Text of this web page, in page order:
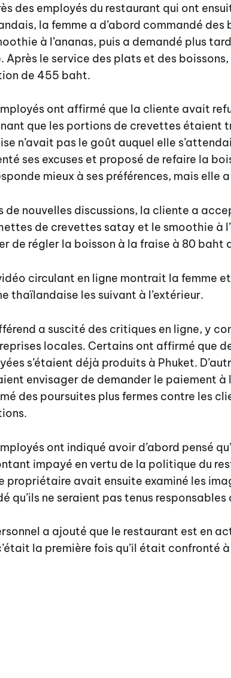
des employés du restaurant qui ont
la femme a d’abord commandé
à l’ananas, puis a demandé plus
Après le service des plats et des
de 455 baht.
ont affirmé que la cliente avait
que les portions de crevettes étaient
n’avait pas le goût auquel elle
ses excuses et proposé de refaire la
mieux à ses préférences, mais elle
de nouvelles discussions, la cliente a
de crevettes satay et le smoothie à
de régler la boisson à la fraise à 80
circulant en ligne montrait la femme
thaïlandaise les suivant à l’extérieur.
a suscité des critiques en ligne, y
locales. Certains ont affirmé que
s’étaient déjà produits à Phuket.
envisager de demander le paiement à
des poursuites plus fermes contre les
ont indiqué avoir d’abord pensé
impayé en vertu de la politique du
propriétaire avait ensuite examiné les
qu’ils ne seraient pas tenus
a ajouté que le restaurant est en
la première fois qu’il était confronté